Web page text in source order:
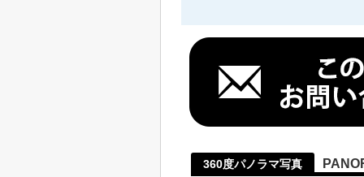
360度パノラマ写真